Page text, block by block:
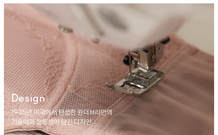
Design
1935년 미국에서 탄생한 원더브라만의
기술력과 정통성이 담긴 디자인